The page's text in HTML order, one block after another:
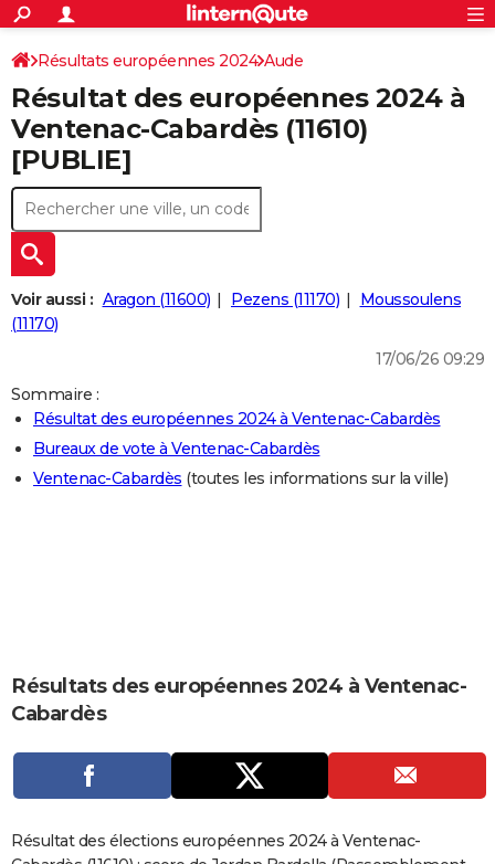
ACTUALITÉS
Politique
Société
Faits Divers
Education
Monde
Villes
+
SPORT
Coupe du monde 2026
Football
Tennis
Cyclisme
Rugby
Forum
Programme TV
TNT
Streaming
Cinéma
Sorties cinéma
Musique
+FINANCE
Retraite
Impôts
Epargne
Immobilier
Risques naturels par ville
Banque
Assurance
CréditAUTO
Essais
Réserver un essai
Citadines
Berlines
SUV
Forum auto
+HIGH-TECH
Mobiles
Meilleur smartphone
Internet
Ordinateurs
Jeux vidéo
Guide high-tech
+
BRICOLAGE
Forum
Aménagement intérieur
Extérieur
Cuisine
Salle de bains
Jardinage
Rangement
+
LIFESTYLE
Art de vivre
Bien-être
Loisirs
Mode
Modes de vie
SANTE
Alimentation
Guide de la santé
Maladies
Médicaments
Sommeil
VOYAGE
Carte de Noël
Carte Bonne année
Carte Saint-Valentin
Carte Pâques
Carte d'anniversaire
COPAINS D'AVANT
AVIS DE DÉCÈS
S'inscrire
Connexion
Résultats européennes 2024 Aude
Résultat des européennes 2024 à
Ventenac-Cabardès (11610)
[PUBLIE]
Voir aussi : Aragon (11600) Pezens (11170)
Moussoulens
(11170)
17/06/26 09:29
Sommaire :
Résultat des européennes 2024 à Ventenac-Cabardès
Bureaux de vote à Ventenac-Cabardès
Ventenac-Cabardès (toutes les informations sur la ville)
Résultats des européennes 2024 à Ventenac-
Cabardès
Résultat des élections européennes 2024 à Ventenac-